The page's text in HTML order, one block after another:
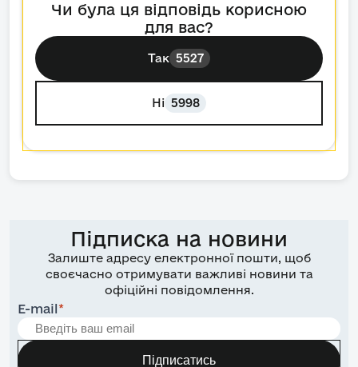
Чи була ця відповідь корисною
для вас?
Так 5527
Ні 5998
Підписка на новини
Залиште адресу електронної пошти, щоб
своєчасно отримувати важливі новини та
офіційні повідомлення.
E-mail*
Підписатись